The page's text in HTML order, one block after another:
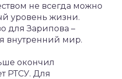
не всегда можно
уровень жизни.
для Зарипова –
внутренний мир.
окончил
РТСУ. Для